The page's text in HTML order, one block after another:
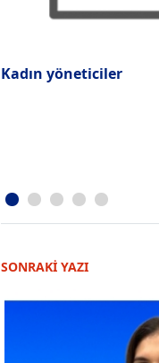
Kadın yöneticiler
SONRAKİ YAZI